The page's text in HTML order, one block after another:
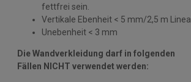
fettfrei sein.
Vertikale Ebenheit < 5 mm/2,5 m Lineal
Unebenheit < 3 mm
Die Wandverkleidung darf in folgenden
Fällen NICHT verwendet werden: